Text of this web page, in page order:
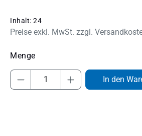
Inhalt: 24
Preise exkl. MwSt. zzgl.
Produkt Anzahl: Gib den
In den